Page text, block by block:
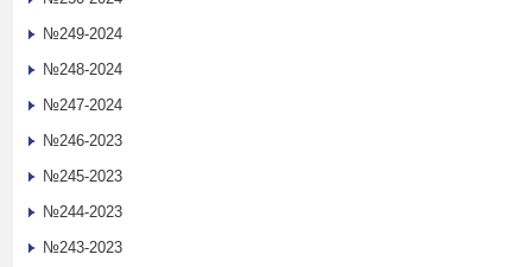
№249-2024
№248-2024
№247-2024
№246-2023
№245-2023
№244-2023
№243-2023